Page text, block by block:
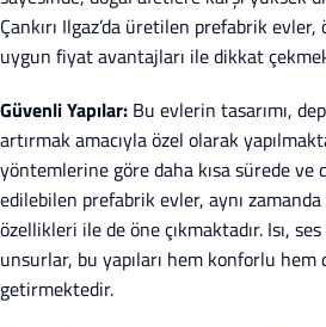
Çankırı Ilgaz’da üretilen prefabrik
uygun fiyat avantajları ile dikkat
Güvenli Yapılar: Bu evlerin tasarımı,
artırmak amacıyla özel olarak
yöntemlerine göre daha kısa sürede ve
edilebilen prefabrik evler, aynı
özellikleri ile de öne çıkmaktadır. Isı, ses
unsurlar, bu yapıları hem konforlu
getirmektedir.